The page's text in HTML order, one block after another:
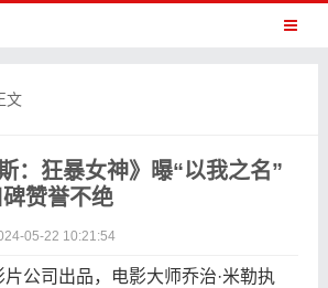
文
：狂暴女神》曝“以我之名”
赞誉不绝
05-22 10:21:54
司出品，电影大师乔治·米勒执